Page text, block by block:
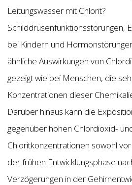
Leitungswasser mit Chlorit?
Schilddrüsenfunktionsstörungen,
bei Kindern und
ähnliche Auswirkungen von
gezeigt wie bei Menschen, die
Konzentrationen dieser
Darüber hinaus kann die
gegenüber hohen Chlordioxid-
Chloritkonzentrationen sowohl
der frühen Entwicklungsphase
Verzögerungen in der